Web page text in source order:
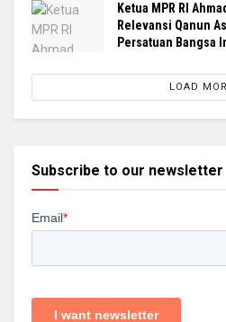
Ketua MPR RI
Relevansi Qanun
Persatuan Bangsa
LOAD
Subscribe to our newsletter